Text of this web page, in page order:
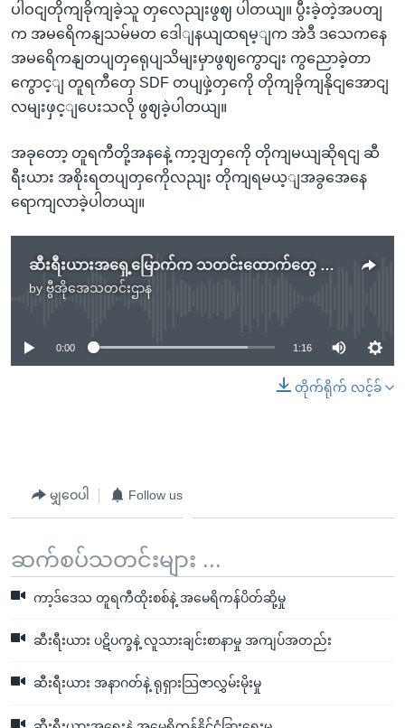
ပါဝငျတိုကျခိုကျခဲ့သူ တှလေညျးဖွဈ ပါတယျ။ ပွီးခဲ့တဲ့အပတျ
က အမရေိကနျသမ်မတ ဒေါျနယျထရမ့ျက အဲဒီ ဒသေကနေ
အမရေိကနျတပျတှရေုပျသိမျးမှာဖွဈကွောငျး ကွညောခဲ့တာ
ကွောင့ျ တူရကီတှေ SDF တပျဖှဲ့တှကေို တိုကျခိုကျနိုငျအောငျ
လမျးဖှင့ျပေးသလို ဖွဈခဲ့ပါတယျ။
အခုတော့ တူရကီတို့အနနေဲ့ ကာ့ဒျတှကေို တိုကျမယျဆိုရငျ ဆီ
ရီးယား အစိုးရတပျတှကေိုလညျး တိုကျရမယ့ျအခွအေနေ
ရောကျလာခဲ့ပါတယျ။
ဆီးရီးယားအရှေ့မြောက်က သတင်းထောက်တွေ ထွက်ခွါ
by ဗွီအိုအေသတင်းဌာန
No media source currently available
0:00 1:16
တိုက်ရိုက် လင့်ခ်
မျှဝေပါ Follow us
ဆက်စပ်သတင်းများ ...
ကာ့ဒ်ဒေသ တူရကီထိုးစစ်နဲ့ အမေရိကန်ပိတ်ဆို့မှု
ဆီးရီးယား ပဋိပက္ခနဲ့ လူသားချင်းစာနာမှု အကျပ်အတည်း
ဆီးရီးယား အနာဂတ်နဲ့ ရုရှားသြဇာလွှမ်းမိုးမှု